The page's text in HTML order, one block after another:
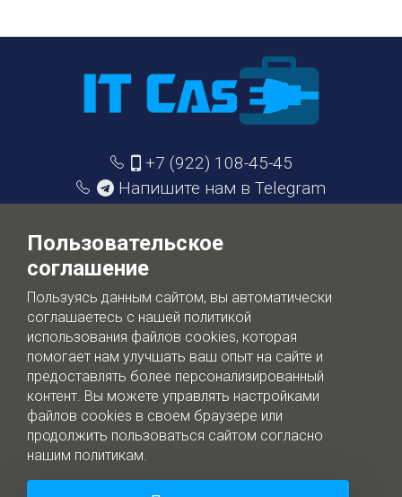
+7 (922) 108-45-45
Напишите нам в Telegram
Цифровизация бизнеса - без лишней воды
Обработка персональных данных
Пользовательское
соглашение
Пользуясь данным сайтом, вы автоматически
соглашаетесь с нашей политикой
использования файлов cookies, которая
помогает нам улучшать ваш опыт на сайте и
предоставлять более персонализированный
контент. Вы можете управлять настройками
файлов cookies в своем браузере или
продолжить пользоваться сайтом согласно
нашим политикам.